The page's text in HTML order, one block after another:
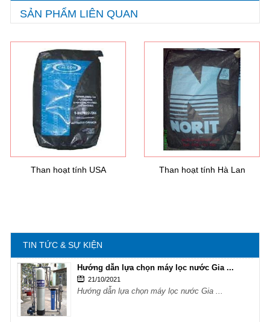
SẢN PHẨM LIÊN QUAN
Than hoạt tính USA Than hoạt tính Hà Lan
TIN TỨC & SỰ KIỆN
Hướng dẫn lựa chọn máy lọc nước Gia ...
Hướng dẫn lựa chọn máy lọc nước Gia ...
Ô nhiễm nguồn nước và vấn đề sức khỏe
16/10/2021
Hướng dẫn lựa chọn máy lọc nước Gia ...
21/10/2021
Hướng dẫn lựa chọn máy lọc nước Gia ...